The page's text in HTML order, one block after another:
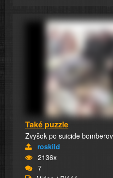
Také puzzle
Zvyšok po suicide
roskild
2136x
7